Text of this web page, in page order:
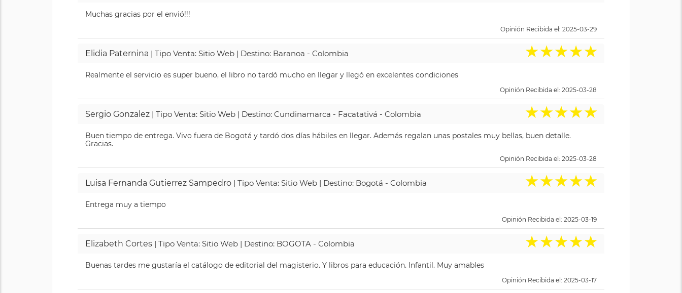
Muchas gracias por el envió!!!
Opinión Recibida el: 2025-03-29
Elidia Paternina | Tipo Venta: Sitio Web | Destino: Baranoa - Colombia ★★★★★
Realmente el servicio es super bueno, el libro no tardó mucho en llegar y llegó en excelentes condiciones
Opinión Recibida el: 2025-03-28
Sergio Gonzalez | Tipo Venta: Sitio Web | Destino: Cundinamarca - Facatativá - Colombia ★★★★★
Buen tiempo de entrega. Vivo fuera de Bogotá y tardó dos días hábiles en llegar. Además regalan unas postales muy bellas, buen detalle.
Gracias.
Opinión Recibida el: 2025-03-28
Luisa Fernanda Gutierrez Sampedro | Tipo Venta: Sitio Web | Destino: Bogotá - Colombia ★★★★★
Entrega muy a tiempo
Opinión Recibida el: 2025-03-19
Elizabeth Cortes | Tipo Venta: Sitio Web | Destino: BOGOTA - Colombia ★★★★★
Buenas tardes me gustaría el catálogo de editorial del magisterio. Y libros para educación. Infantil. Muy amables
Opinión Recibida el: 2025-03-17